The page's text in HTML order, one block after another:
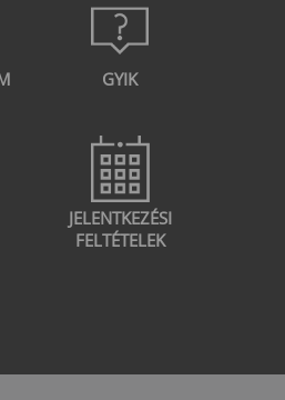
Data connections,
data sources Macros
the macro recorder
Absolute and relative
macros from keyboard
and menus Macros on
GYIK
JELENTKEZÉSI
FELTÉTELEK